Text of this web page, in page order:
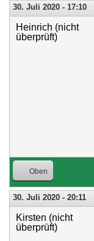
30. Juli 2020 - 17:10
Heinrich (nicht
überprüft)
Oben
30. Juli 2020 - 20:11
Kirsten (nicht
überprüft)